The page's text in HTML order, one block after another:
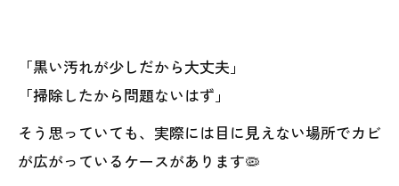
「黒い汚れが少しだから大丈夫」
「掃除したから問題ないはず」
そう思っていても、実際には目に見えない場所でカビ
が広がっているケースがあります🦠